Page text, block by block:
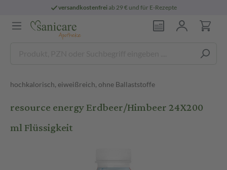
versandkostenfreiab 29 € und für E-Rezepte
hochkalorisch, eiweißreich, ohne Ballaststoffe
resource energy Erdbeer/Himbeer 24X200
ml Flüssigkeit